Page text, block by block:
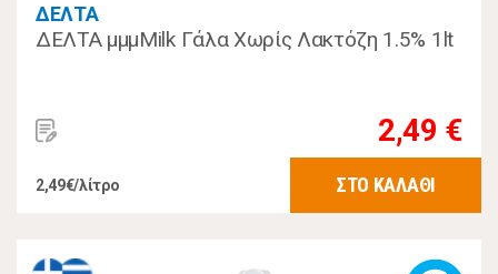
ΔΕΛΤΑ
ΔΕΛΤΑ μμμMilk Γάλα Χωρίς Λακτόζη 1.5% 1lt
2,49 €
2,49€/λίτρο ΣΤΟ ΚΑΛΑΘΙ